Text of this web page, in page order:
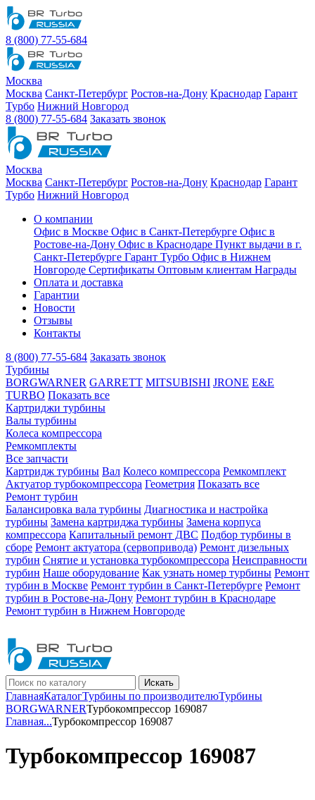
8 (800) 77-55-684
Москва
Москва Санкт-Петербург Ростов-на-Дону Краснодар Гарант
Турбо Нижний Новгород
8 (800) 77-55-684 Заказать звонок
Москва
Москва Санкт-Петербург Ростов-на-Дону Краснодар Гарант
Турбо Нижний Новгород
О компании
Офис в Москве Офис в Санкт-Петербурге Офис в
Ростове-на-Дону Офис в Краснодаре Пункт выдачи в г.
Санкт-Петербурге Гарант Турбо Офис в Нижнем
Новгороде Сертификаты Оптовым клиентам Награды
Оплата и доставка
Гарантии
Новости
Отзывы
Контакты
8 (800) 77-55-684 Заказать звонок
Турбины
BORGWARNER GARRETT MITSUBISHI JRONE E&E
TURBO Показать все
Картриджи турбины
Валы турбины
Колеса компрессора
Ремкомплекты
Все запчасти
Картридж турбины Вал Колесо компрессора Ремкомплект
Актуатор турбокомпрессора Геометрия Показать все
Ремонт турбин
Балансировка вала турбины Диагностика и настройка
турбины Замена картриджа турбины Замена корпуса
компрессора Капитальный ремонт ДВС Подбор турбины в
сборе Ремонт актуатора (сервопривода) Ремонт дизельных
турбин Снятие и установка турбокомпрессора Неисправности
турбин Наше оборудование Как узнать номер турбины Ремонт
турбин в Москве Ремонт турбин в Санкт-Петербурге Ремонт
турбин в Ростове-на-Дону Ремонт турбин в Краснодаре
Ремонт турбин в Нижнем Новгороде
Искать
ГлавнаяКаталогТурбины по производителюТурбины
BORGWARNERТурбокомпрессор 169087
Главная...Турбокомпрессор 169087
Турбокомпрессор 169087